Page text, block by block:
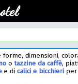
dimensioni,
o tazzine da caffè,
e di calici e bicchieriper